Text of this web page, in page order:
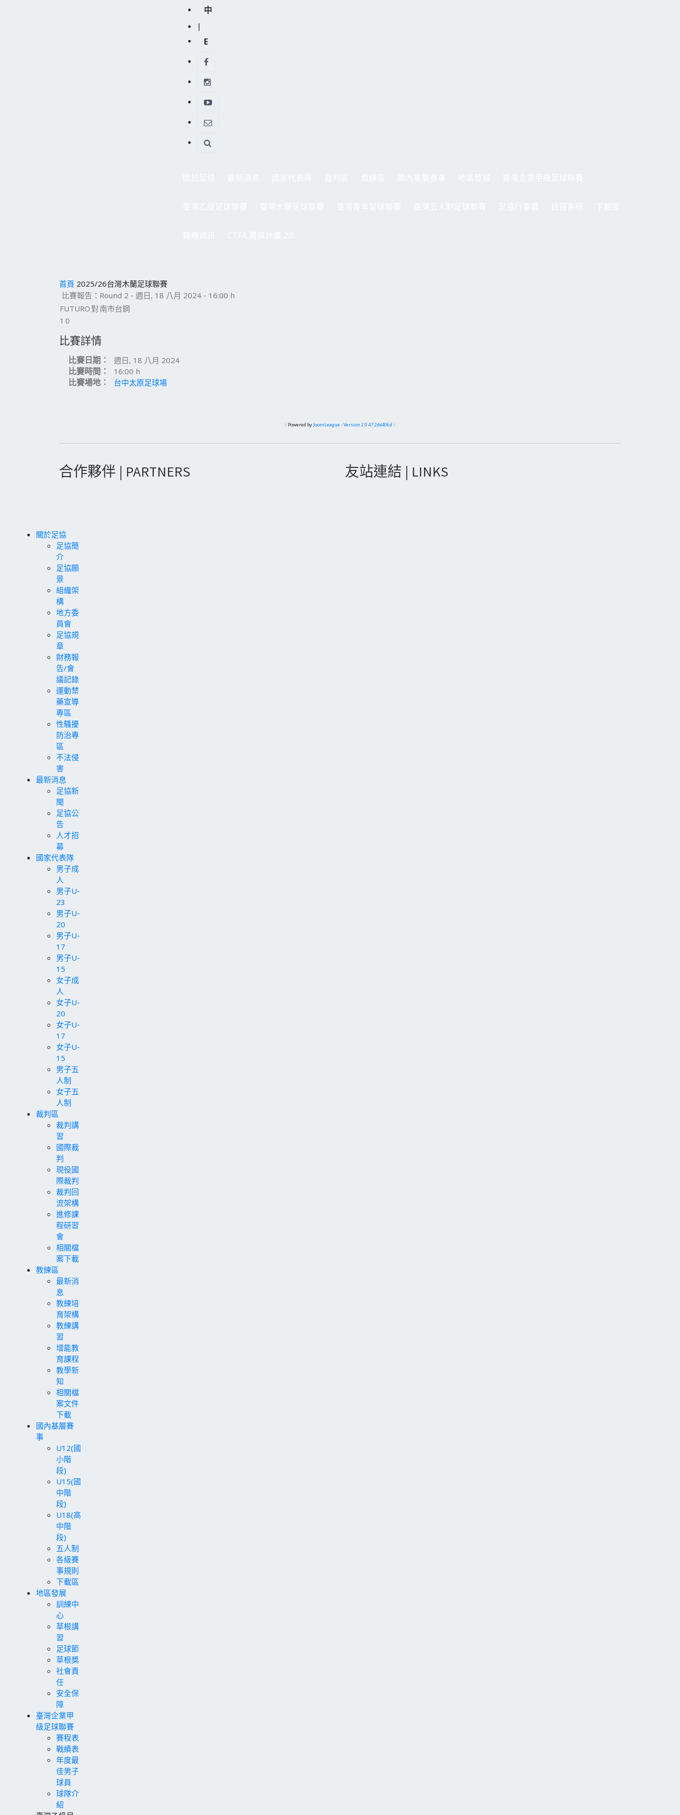
中
|
E
首頁 2025/26台灣木蘭足球聯賽
比賽報告：Round 2 - 週日, 18 八月 2024 - 16:00 h
FUTURO對南市台鋼
1 0
比賽詳情
比賽日期： 週日, 18 八月 2024
比賽時間： 16:00 h
比賽場地： 台中太原足球場
:: Powered by JoomLeague -Version 2.0.47.2dd406d ::
合作夥伴 | PARTNERS 友站連結 | LINKS
關於足協
足協簡
介
足協願
景
組織架
構
地方委
員會
足協規
章
財務報
告/會
議記錄
運動禁
藥宣導
專區
性騷擾
防治專
區
不法侵
害
最新消息
足協新
聞
足協公
告
人才招
募
國家代表隊
男子成
人
男子U-
23
男子U-
20
男子U-
17
男子U-
15
女子成
人
女子U-
20
女子U-
17
女子U-
15
男子五
人制
女子五
人制
裁判區
裁判講
習
國際裁
判
現役國
際裁判
裁判回
流架構
進修課
程研習
會
相關檔
案下載
教練區
最新消
息
教練培
育架構
教練講
習
增能教
育課程
教學新
知
相關檔
案文件
下載
國內基層賽
事
U12(國
小階
段)
U15(國
中階
段)
U18(高
中階
段)
五人制
各級賽
事規則
下載區
地區發展
訓練中
心
草根講
習
足球節
草根獎
社會責
任
安全保
障
臺灣企業甲
級足球聯賽
賽程表
戰績表
年度最
佳男子
球員
球隊介
紹